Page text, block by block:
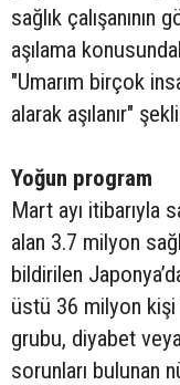
sağlık
aşılama
"Umarım birçok
alarak aşılanır"
Yoğun program
Mart ayı itibarıyla
alan 3.7 milyon
bildirilen
üstü 36 milyon
grubu, diyabet
sorunları bulunan